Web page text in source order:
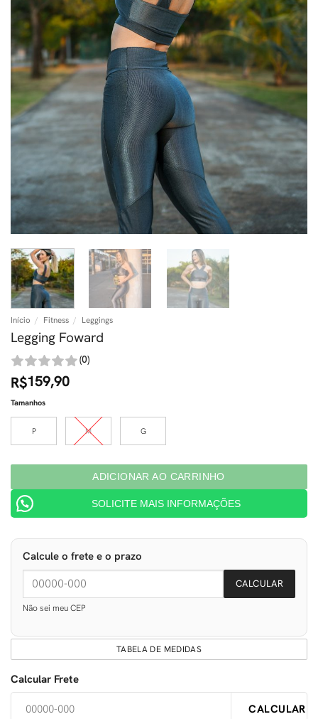
Início / Fitness / Leggings
Legging Foward
(0)
R$159,90
Tamanhos
P M G
ADICIONAR AO CARRINHO
SOLICITE MAIS INFORMAÇÕES
Calcule o frete e o prazo
CALCULAR
Não sei meu CEP
TABELA DE MEDIDAS
Calcular Frete
CALCULAR